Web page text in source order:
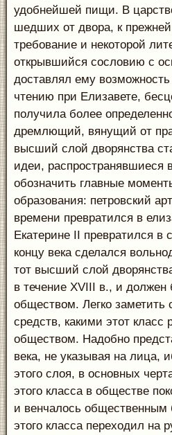
удобнейшей пищи. В
шедших от двора, к
требование и некоторой
открывшийся сословию с
доставлял ему возможность
чтению при Елизавете,
получила более
дремлющий, вянущий от
высший слой дворянства
идеи, распространявшиеся
обозначить главные
образования: петровский
времени превратился в
Екатерине II превратился в
концу века сделался
тот высший слой
в течение XVIII в., и
обществом. Легко заметить
средств, какими этот класс
обществом. Надобно
века, не указывая на лица,
этого слоя, в основных
этого класса в обществе
и венчалось общественным
этого класса переходил на